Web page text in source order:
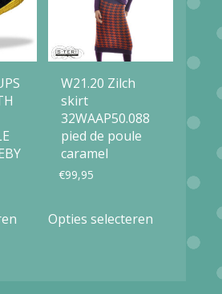
gekozen
productpagina
gekozen
op
product
W21.20 Zilch
skirt
32WAAP50.088
pied de poule
caramel
€99,95
Opties selecteren